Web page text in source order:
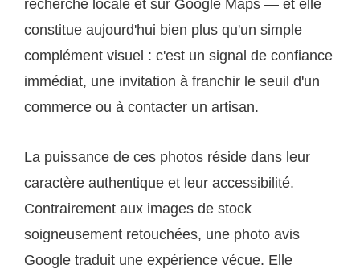
recherche locale et sur Google Maps — et elle
constitue aujourd'hui bien plus qu'un simple
complément visuel : c'est un signal de confiance
immédiat, une invitation à franchir le seuil d'un
commerce ou à contacter un artisan.
La puissance de ces photos réside dans leur
caractère authentique et leur accessibilité.
Contrairement aux images de stock
soigneusement retouchées, une photo avis
Google traduit une expérience vécue. Elle